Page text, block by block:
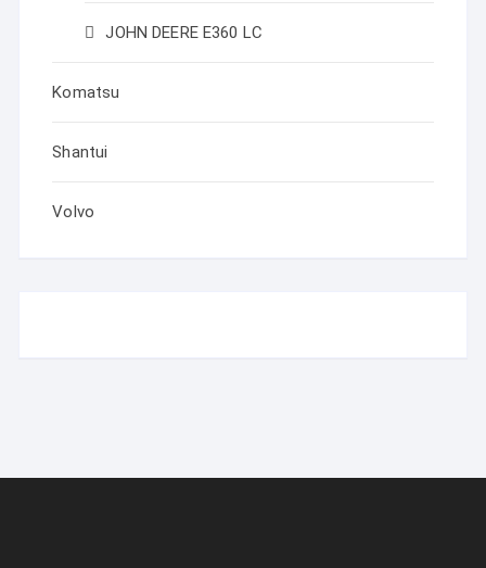
JOHN DEERE Е360 LC
Komatsu
Shantui
Volvo